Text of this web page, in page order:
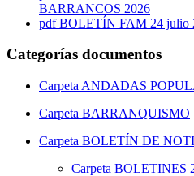
BARRANCOS 2026
pdf BOLETÍN FAM 24 julio
Categorías documentos
Carpeta ANDADAS
Carpeta BARRANQUISMO
Carpeta BOLETÍN DE
Carpeta BOLETINES